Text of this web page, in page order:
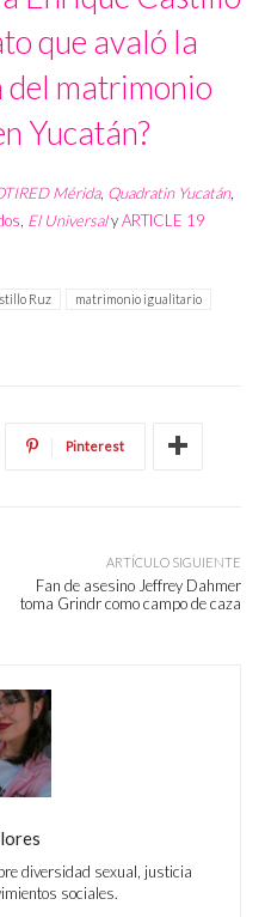
que avaló la
del matrimonio
Yucatán?
Mérida, Quadratin Yucatán,
El UniversalyARTICLE 19
Ruz matrimonio igualitario
Pinterest
ARTÍCULO SIGUIENTE
Fan de asesino Jeffrey Dahmer
toma Grindr como campo de caza
diversidad sexual, justicia
sociales.